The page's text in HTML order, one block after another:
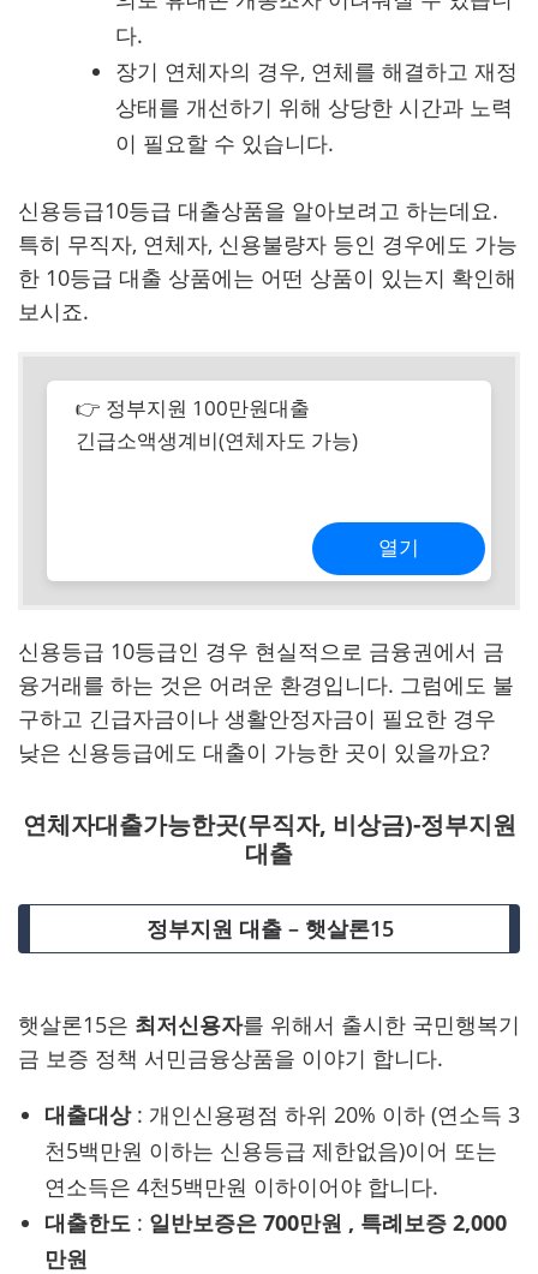
다.
장기 연체자의 경우, 연체를 해결하고 재정
상태를 개선하기 위해 상당한 시간과 노력
이 필요할 수 있습니다.
신용등급10등급 대출상품을 알아보려고 하는데요.
특히 무직자, 연체자, 신용불량자 등인 경우에도 가능
한 10등급 대출 상품에는 어떤 상품이 있는지 확인해
보시죠.
👉 정부지원 100만원대출
긴급소액생계비(연체자도 가능)
열기
신용등급 10등급인 경우 현실적으로 금융권에서 금
융거래를 하는 것은 어려운 환경입니다. 그럼에도 불
구하고 긴급자금이나 생활안정자금이 필요한 경우
낮은 신용등급에도 대출이 가능한 곳이 있을까요?
연체자대출가능한곳(무직자, 비상금)-정부지원
대출
정부지원 대출 – 햇살론15
햇살론15은 최저신용자를 위해서 출시한 국민행복기
금 보증 정책 서민금융상품을 이야기 합니다.
대출대상: 개인신용평점 하위 20% 이하 (연소득 3
천5백만원 이하는 신용등급 제한없음)이어 또는
연소득은 4천5백만원 이하이어야 합니다.
대출한도 : 일반보증은 700만원 , 특례보증 2,000
만원